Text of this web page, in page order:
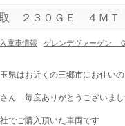
取 ２３０ＧＥ ４ＭＴ
庫車情報
ゲレンデヴァーゲン
県はお近くの三郷市にお住いの
さん 毎度ありがとうございまし
でご購入頂いた車両です